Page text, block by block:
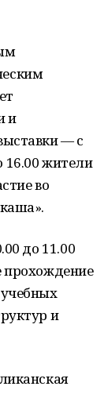
и
— с
16.00 жители
во
до 11.00
прохождение
и